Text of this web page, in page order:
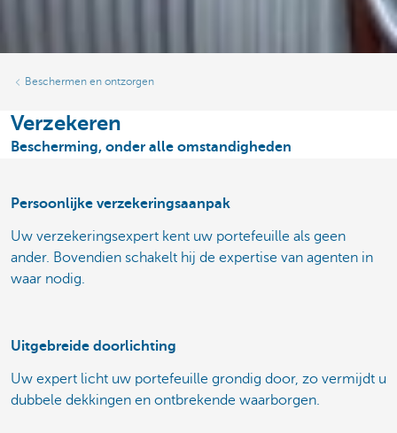
Beschermen en ontzorgen
Verzekeren
Bescherming, onder alle omstandigheden
Persoonlijke verzekeringsaanpak
Uw verzekeringsexpert kent uw portefeuille als geen
ander. Bovendien schakelt hij de expertise van agenten in
waar nodig.
Uitgebreide doorlichting
Uw expert licht uw portefeuille grondig door, zo vermijdt u
dubbele dekkingen en ontbrekende waarborgen.